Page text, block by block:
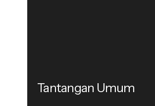
Tantangan Umum